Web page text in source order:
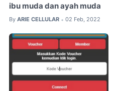
ibu muda dan ayah muda
By ARIE CELLULAR • 02 Feb, 2022